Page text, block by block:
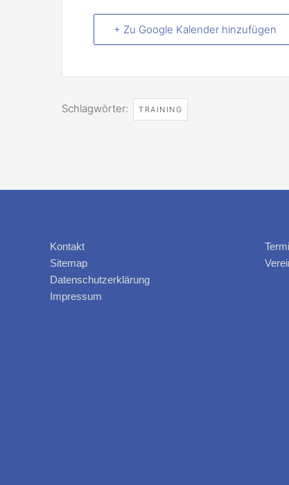
+ Zu Google Kalender hinzufügen
Schlagwörter: TRAINING
Kontakt
Sitemap
Datenschutzerklärung
Impressum